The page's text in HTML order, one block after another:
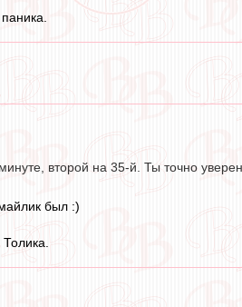
второй на 35-й. Ты точно
был :)